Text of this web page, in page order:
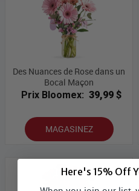
Des Nuances de Rose dans un
Bocal Maçon
Prix Bloomex: 39,99 $
MAGASINEZ
Here's 15% Off